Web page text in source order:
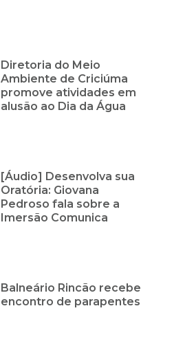
Diretoria do Meio
Ambiente de Criciúma
promove atividades em
alusão ao Dia da Água
[Áudio] Desenvolva sua
Oratória: Giovana
Pedroso fala sobre a
Imersão Comunica
Balneário Rincão recebe
encontro de parapentes